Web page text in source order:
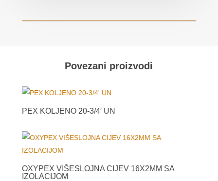
Povezani proizvodi
PEX KOLJENO 20-3/4′ UN
OXYPEX VIŠESLOJNA CIJEV 16X2MM SA
IZOLACIJOM